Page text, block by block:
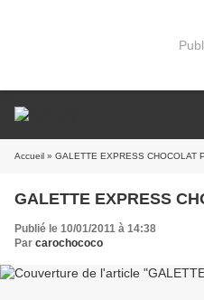
Accueil » GALETTE EXPRESS CHOCOLAT
GALETTE EXPRESS
Publié le 10/01/2011 à 14:38
Par carochococo